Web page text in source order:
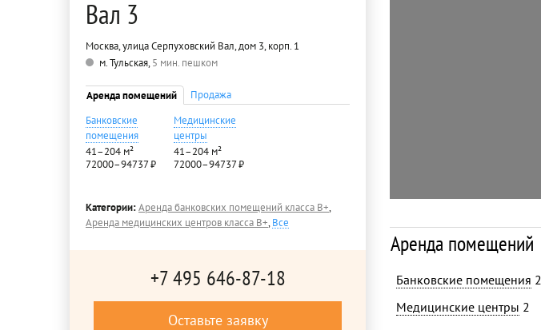
Вал 3
Москва, улица Серпуховский Вал, дом 3, корп. 1
м. Тульская,5 мин. пешком
Аренда помещений
Продажа
Банковские
помещения
41–204 м²
72000–94737 ₽
Медицинские
центры
41–204 м²
72000–94737 ₽
Категории:Аренда банковских помещений класса B+,
Аренда медицинских центров класса B+,Все
+7 495 646-87-18
Оставьте заявку
Аренда помещений
Банковские помещения 2
Медицинские центры 2